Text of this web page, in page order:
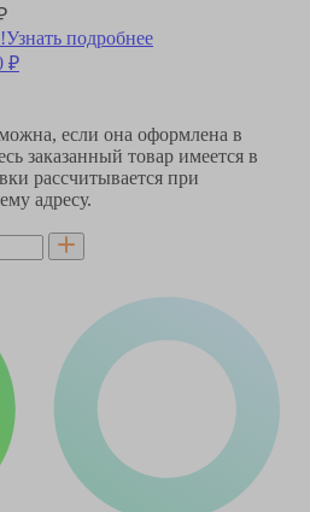
Узнать подробнее
₽
если она оформлена в
заказанный товар имеется в
рассчитывается при
адресу.